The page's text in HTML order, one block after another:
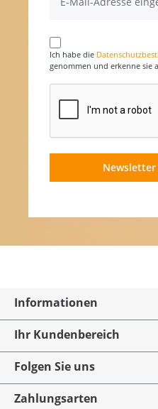
Ich habe die
genommen und erkenne sie
Informationen
Ihr Kundenbereich
Folgen Sie uns
Zahlungsarten